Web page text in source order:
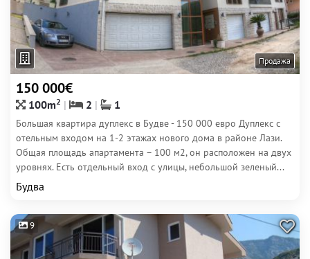
Продажа
150 000€
100m2 2 1
Большая квартира дуплекс в Будве - 150 000 евро Дуплекс с
отельным входом на 1-2 этажах нового дома в районе Лази.
Общая площадь апартамента – 100 м2, он расположен на двух
уровнях. Есть отдельный вход с улицы, небольшой зеленый...
Будва
9